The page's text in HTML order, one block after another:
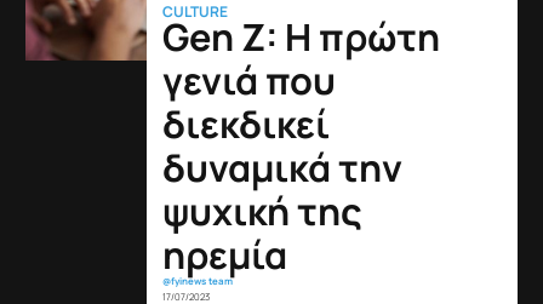
CULTURE
Gen Z: Η πρώτη
γενιά που
διεκδικεί
δυναμικά την
ψυχική της
ηρεμία
@fyinews team
17/07/2023